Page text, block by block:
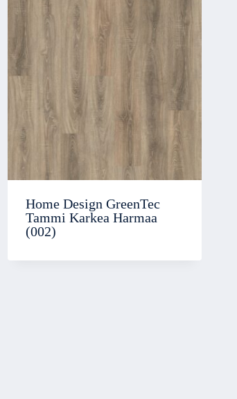
Home Design GreenTec
Tammi Karkea Harmaa
(002)